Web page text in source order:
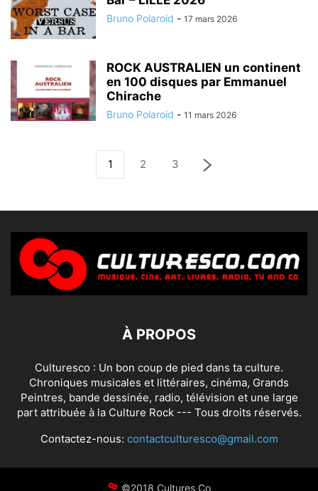
Bruno Polaroid - 17 mars 2026
ROCK AUSTRALIEN un continent
en 100 disques par Emmanuel
Chirache
Bruno Polaroid - 11 mars 2026
1 2 3
À PROPOS
Culturesco : Un bon coup de pied dans ta culture.
Chroniques musicales et littéraires, cinéma, Grands
Peintres, bande dessinée, radio, télévision et une large
part attribuée à la Culture Rock --- Tous droits réservés.
Contactez-nous: contactculturesco@gmail.com
©2018 Cultures Co